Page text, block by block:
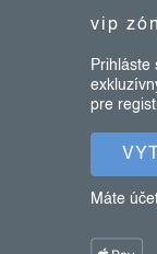
vip
Prihláste
pre
Máte